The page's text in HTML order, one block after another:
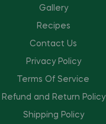
Gallery
Recipes
Contact Us
Privacy Policy
Terms Of Service
Refund and Return Policy
Shipping Policy